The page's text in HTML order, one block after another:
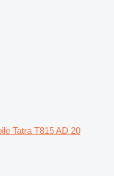
Tatra T815 AD 20